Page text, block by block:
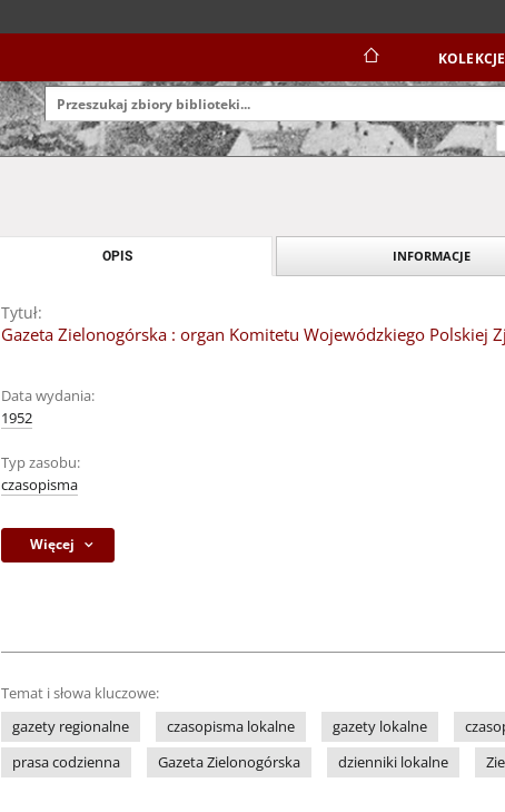
KOLEKCJE
OPIS INFORMACJE
Tytuł:
Gazeta Zielonogórska : organ Komitetu Wojewódzkiego Polskiej
Data wydania:
1952
Typ zasobu:
czasopisma
Więcej
Temat i słowa kluczowe:
gazety regionalne
czasopisma lokalne gazety lokalne
prasa codzienna
Gazeta Zielonogórska dzienniki lokalne